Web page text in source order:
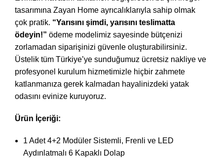
tasarımına Zayan Home ayrıcalıklarıyla sahip olmak
çok pratik. “Yarısını şimdi, yarısını teslimatta
ödeyin!” ödeme modelimiz sayesinde bütçenizi
zorlamadan siparişinizi güvenle oluşturabilirsiniz.
Üstelik tüm Türkiye’ye sunduğumuz ücretsiz nakliye ve
profesyonel kurulum hizmetimizle hiçbir zahmete
katlanmanıza gerek kalmadan hayalinizdeki yatak
odasını evinize kuruyoruz.
Ürün İçeriği:
1 Adet 4+2 Modüler Sistemli, Frenli ve LED
Aydınlatmalı 6 Kapaklı Dolap